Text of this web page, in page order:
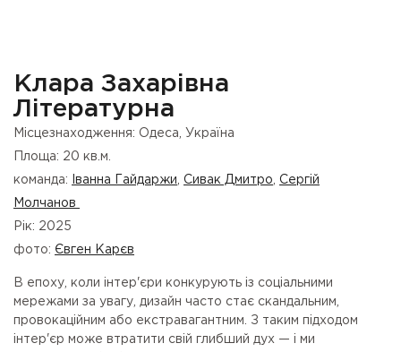
Клара Захарівна
Літературна
Місцезнаходження: Одеса, Україна
Площа: 20 кв.м.
команда: Іванна Гайдаржи Сивак Дмитро Сергій
Молчанов
Рік: 2025
фото: Євген Карєв
В епоху, коли інтер'єри конкурують із соціальними
мережами за увагу, дизайн часто стає скандальним,
провокаційним або екстравагантним. З таким підходом
інтер'єр може втратити свій глибший дух — і ми